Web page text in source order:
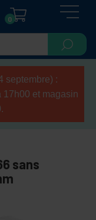
0
septembre) :
et magasin
sans